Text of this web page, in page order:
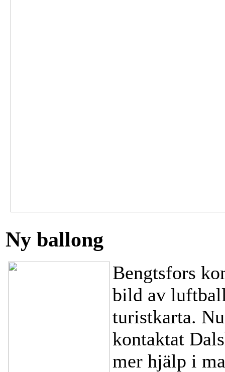
Ny ballong
Bengtsfors
bild av
turistkarta.
kontaktat
mer hjälp i